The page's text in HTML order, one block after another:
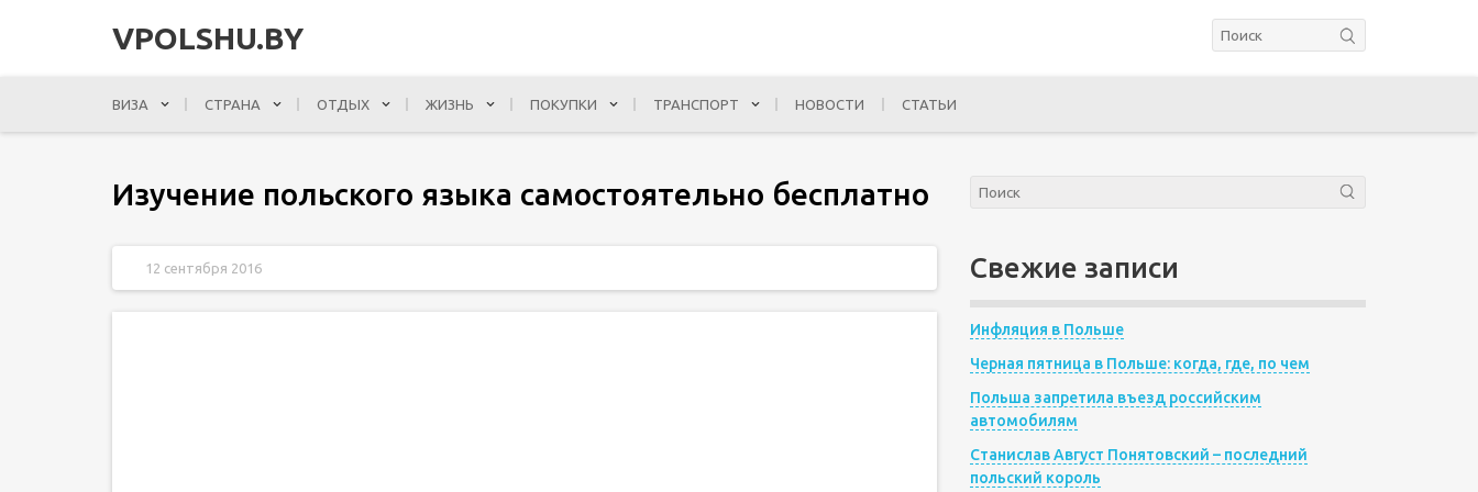
VPOLSHU.BY
ВИЗА СТРАНА ОТДЫХ ЖИЗНЬ ПОКУПКИ ТРАНСПОРТ НОВОСТИ СТАТЬИ
Изучение польского языка самостоятельно бесплатно
12 сентября 2016 Свежие записи
Инфляция в Польше
Черная пятница в Польше: когда, где, по чем
Польша запретила въезд российским
автомобилям
Станислав Август Понятовский – последний
польский король